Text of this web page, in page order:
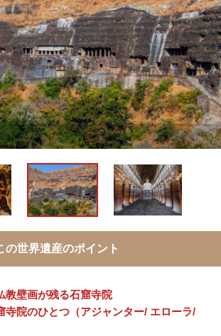
の世界遺産のポイント
教壁画が残る石窟寺院
寺院のひとつ（アジャンター/ エローラ/